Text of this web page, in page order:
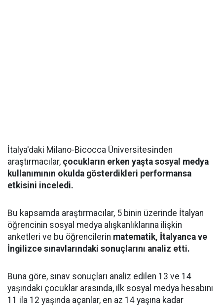
İtalya'daki Milano-Bicocca Üniversitesinden
araştırmacılar, çocukların erken yaşta sosyal medya
kullanımının okulda gösterdikleri performansa
etkisini inceledi.
Bu kapsamda araştırmacılar, 5 binin üzerinde İtalyan
öğrencinin sosyal medya alışkanlıklarına ilişkin
anketleri ve bu öğrencilerin matematik, İtalyanca ve
İngilizce sınavlarındaki sonuçlarını analiz etti.
Buna göre, sınav sonuçları analiz edilen 13 ve 14
yaşındaki çocuklar arasında, ilk sosyal medya hesabını
11 ila 12 yaşında açanlar, en az 14 yaşına kadar